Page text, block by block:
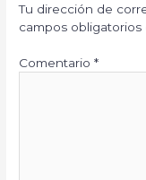
Tu dirección de
campos
Comentario*